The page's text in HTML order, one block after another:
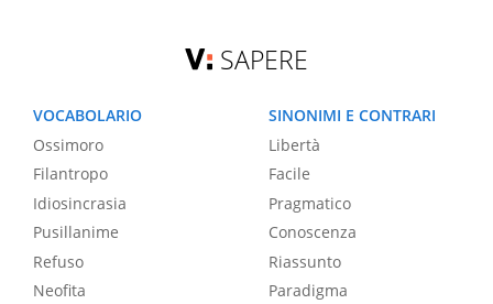
SAPERE
VOCABOLARIO
Ossimoro
Filantropo
Idiosincrasia
Pusillanime
Refuso
Neofita
SINONIMI E CONTRARI
Libertà
Facile
Pragmatico
Conoscenza
Riassunto
Paradigma